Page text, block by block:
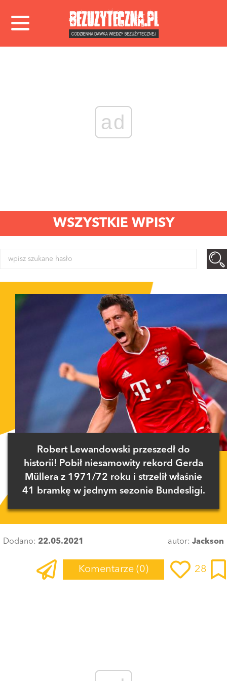
ad
WSZYSTKIE WPISY
Robert Lewandowski przeszedł do
historii! Pobił niesamowity rekord Gerda
Müllera z 1971/72 roku i strzelił właśnie
41 bramkę w jednym sezonie Bundesligi.
Dodano: 22.05.2021 autor: Jackson
Komentarze (0) 28